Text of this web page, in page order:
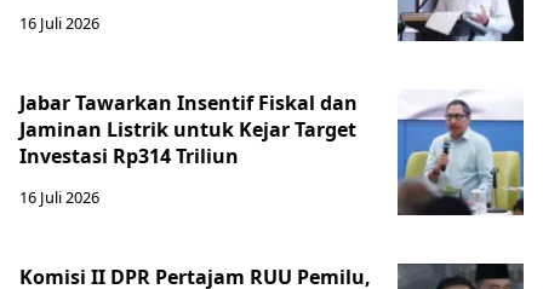
16 Juli 2026
Jabar Tawarkan Insentif Fiskal dan
Jaminan Listrik untuk Kejar Target
Investasi Rp314 Triliun
16 Juli 2026
Komisi II DPR Pertajam RUU Pemilu,